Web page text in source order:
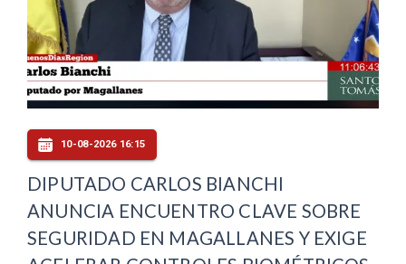
10-08-2026 16:15
DIPUTADO CARLOS BIANCHI
ANUNCIA ENCUENTRO CLAVE SOBRE
SEGURIDAD EN MAGALLANES Y EXIGE